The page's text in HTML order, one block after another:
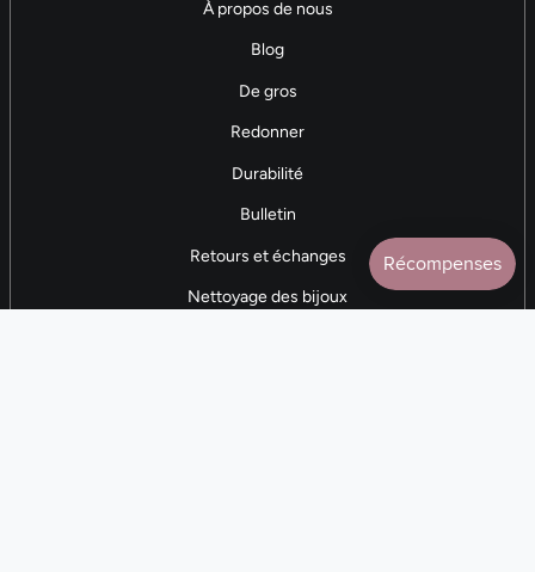
À propos de nous
Blog
De gros
Redonner
Durabilité
Bulletin
Retours et échanges
Nettoyage des bijoux